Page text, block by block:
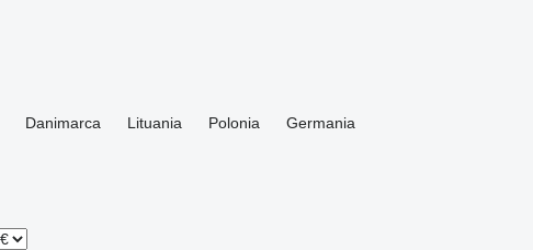
Danimarca Lituania Polonia
Germania